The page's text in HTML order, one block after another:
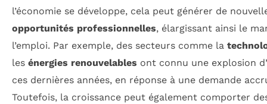
l’économie se développe, cela peut générer de
opportunités professionnelles, élargissant ainsi le
l’emploi. Par exemple, des secteurs comme la
les énergies renouvelables ont connu une explosion
ces dernières années, en réponse à une demande
Toutefois, la croissance peut également comporter